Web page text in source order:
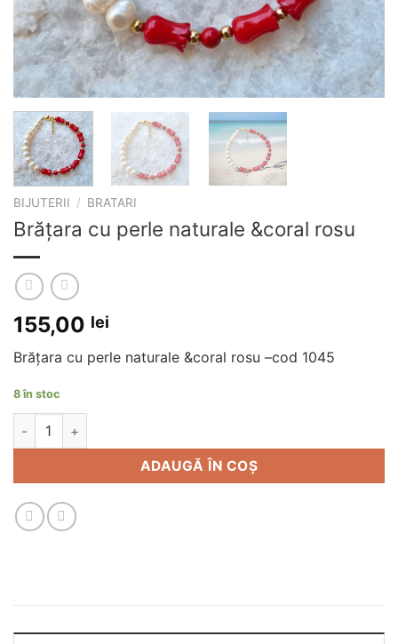
BIJUTERII / BRATARI
Brățara cu perle naturale &coral rosu
155,00 lei
Brățara cu perle naturale &coral rosu –cod 1045
8 în stoc
Cantitate Brățara cu perle naturale &coral rosu
ADAUGĂ ÎN COȘ